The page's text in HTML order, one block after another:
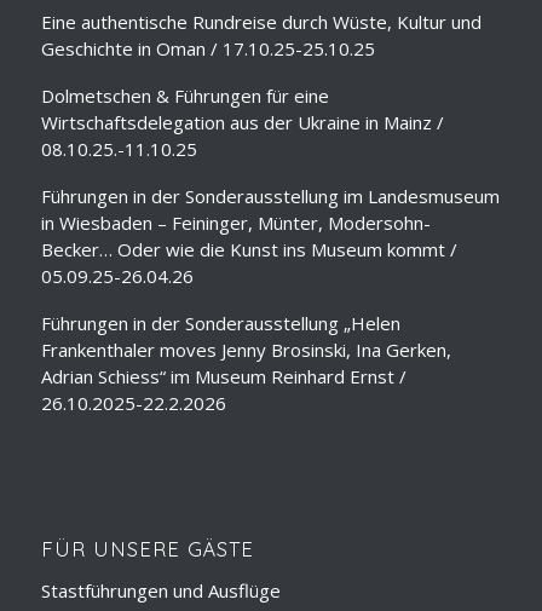
Eine authentische Rundreise durch Wüste, Kultur und
Geschichte in Oman / 17.10.25-25.10.25
Dolmetschen & Führungen für eine
Wirtschaftsdelegation aus der Ukraine in Mainz /
08.10.25.-11.10.25
Führungen in der Sonderausstellung im Landesmuseum
in Wiesbaden – Feininger, Münter, Modersohn-
Becker… Oder wie die Kunst ins Museum kommt /
05.09.25-26.04.26
Führungen in der Sonderausstellung „Helen
Frankenthaler moves Jenny Brosinski, Ina Gerken,
Adrian Schiess“ im Museum Reinhard Ernst /
26.10.2025-22.2.2026
FÜR UNSERE GÄSTE
Stastführungen und Ausflüge